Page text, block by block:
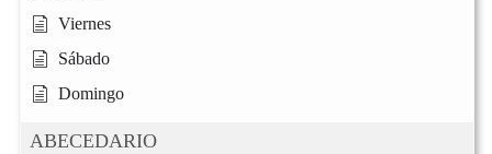
Viernes
Sábado
Domingo
ABECEDARIO